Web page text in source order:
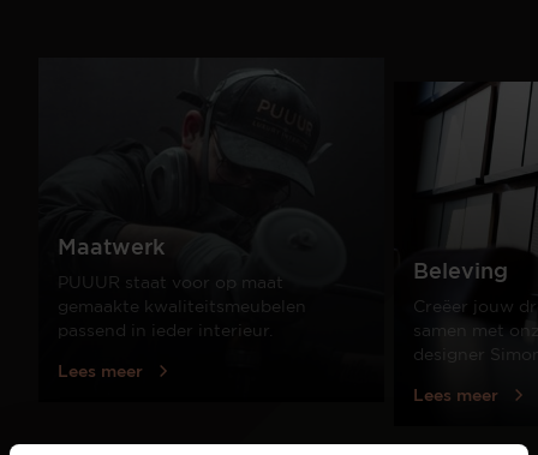
Maatwerk
PUUUR staat voor op maat
gemaakte kwaliteitsmeubelen
passend in ieder interieur.
Lees meer
Beleving
Creëer jouw
samen met
designer
Lees meer